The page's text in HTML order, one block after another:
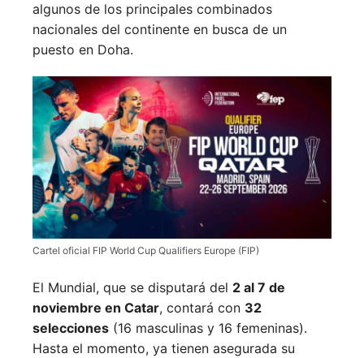
algunos de los principales combinados
nacionales del continente en busca de un
puesto en Doha.
Cartel oficial FIP World Cup Qualifiers Europe (FIP)
El Mundial, que se disputará del 2 al 7 de
noviembre en Catar, contará con 32
selecciones (16 masculinas y 16 femeninas).
Hasta el momento, ya tienen asegurada su